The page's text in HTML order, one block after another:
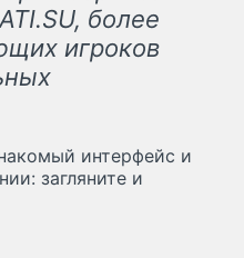
более
игроков
интерфейс и
загляните и